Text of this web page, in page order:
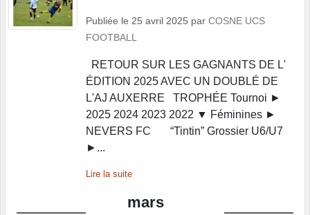
Publiée le 25 avril 2025 par COSNE UCS
FOOTBALL
RETOUR SUR LES GAGNANTS DE L'
ÉDITION 2025 AVEC UN DOUBLÉ DE
L'AJ AUXERRE TROPHÉE Tournoi ►
2025 2024 2023 2022 ▼ Féminines ►
NEVERS FC “Tintin” Grossier U6/U7
►...
Lire la suite
mars